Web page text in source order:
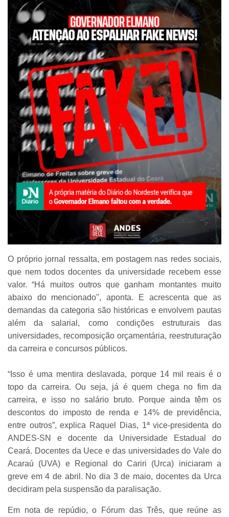
O próprio jornal ressalta, em postagem nas redes sociais,
que nem todos docentes da universidade recebem esse
valor. “Há muitos outros que ganham montantes muito
abaixo do mencionado", aponta. E acrescenta que as
demandas da categoria são históricas e envolvem pautas
além da salarial, como condições estruturais das
universidades, recomposição orçamentária, reestruturação
da carreira e concursos públicos.
“Isso é uma mentira deslavada, porque 14 mil reais é o
topo da carreira. Ou seja, já é quem chega no fim da
carreira, e isso no salário bruto. Porque ainda têm os
descontos do imposto de renda e 14% de previdência,
entre outros”, explica Raquel Dias, 1ª vice-presidenta do
ANDES-SN e docente da Universidade Estadual do
Ceará. Docentes da Uece e das universidades do Vale do
Acaraú (UVA) e Regional do Cariri (Urca) iniciaram a
greve em 4 de abril. No dia 3 de maio, docentes da Urca
decidiram pela suspensão da paralisação.
Em nota de repúdio, o Fórum das Três, que reúne as